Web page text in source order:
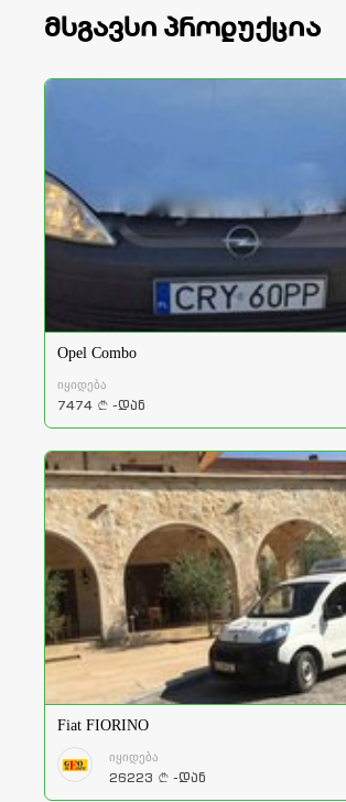
მსგავსი პროდუქცია
Opel Combo
იყიდება
7474 a -დან
Fiat FIORINO
იყიდება
26223 a -დან